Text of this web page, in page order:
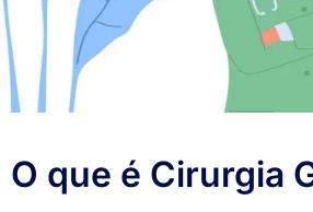
O que é Cirurgia